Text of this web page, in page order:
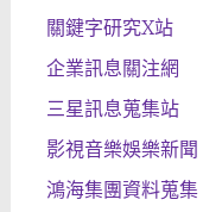
關鍵字研究X站
企業訊息關注網
三星訊息蒐集站
影視音樂娛樂新聞
鴻海集團資料蒐集